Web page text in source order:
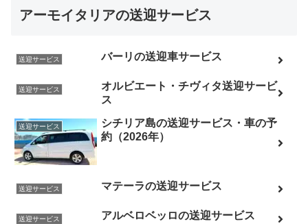
アーモイタリアの送迎サービス
送迎サービス バーリの送迎車サービス
送迎サービス
オルビエート・チヴィタ送迎サービ
ス
送迎サービス
シチリア島の送迎サービス・車の予
約（2026年）
送迎サービス マテーラの送迎サービス
送迎サービス アルベロベッロの送迎サービス